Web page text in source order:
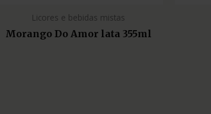
Licores e bebidas mistas
Morango Do Amor lata 355ml